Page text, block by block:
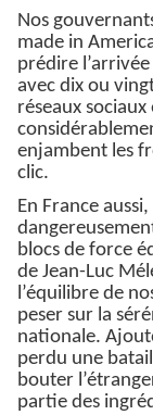
Nos
made in
prédire
avec dix ou
réseaux
enjambent les
clic.
En France
blocs de force
de Jean-Luc
l’équilibre de
peser sur la
nationale.
perdu une
bouter
partie des